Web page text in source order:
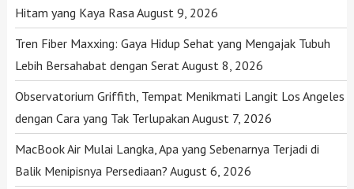
Hitam yang Kaya RasaAugust 9, 2026
Tren Fiber Maxxing: Gaya Hidup Sehat yang Mengajak Tubuh
Lebih Bersahabat dengan SeratAugust 8, 2026
Observatorium Griffith, Tempat Menikmati Langit Los Angeles
dengan Cara yang Tak Terlupakan August 7, 2026
MacBook Air Mulai Langka, Apa yang Sebenarnya Terjadi di
Balik Menipisnya Persediaan? August 6, 2026